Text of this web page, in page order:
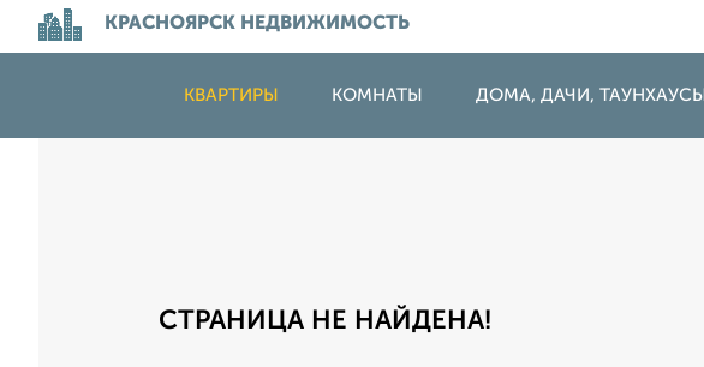
КРАСНОЯРСК НЕДВИЖИМОСТЬ
КВАРТИРЫ КОМНАТЫ ДОМА, ДАЧИ, ТАУНХАУСЫ
СТРАНИЦА НЕ НАЙДЕНА!